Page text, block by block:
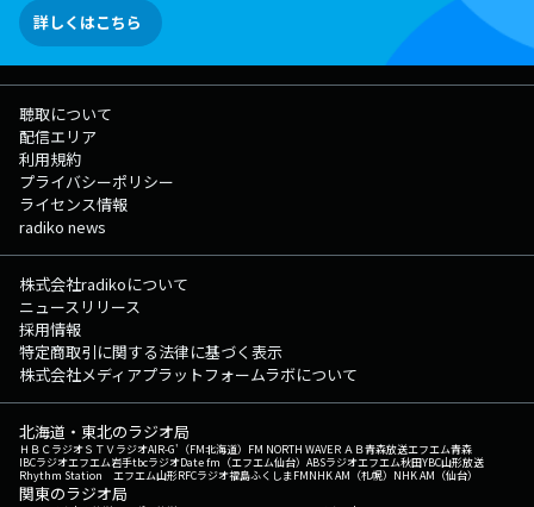
詳しくはこちら
聴取について
配信エリア
利用規約
プライバシーポリシー
ライセンス情報
radiko news
株式会社radikoについて
ニュースリリース
採用情報
特定商取引に関する法律に基づく表示
株式会社メディアプラットフォームラボについて
北海道・東北のラジオ局
ＨＢＣラジオＳＴＶラジオAIR-G'（FM北海道） FM NORTH WAVEＲＡＢ青森放送エフエム青森
IBCラジオエフエム岩手tbcラジオDate fm（エフエム仙台） ABSラジオエフエム秋田YBC山形放送
Rhythm Station エフエム山形RFCラジオ福島ふくしまFMNHK AM（札幌） NHK AM（仙台）
関東のラジオ局